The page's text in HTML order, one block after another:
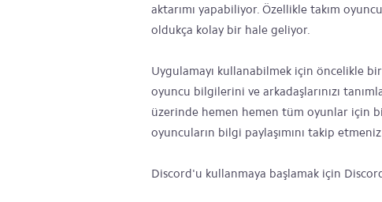
aktarımı yapabiliyor. Özellikle takım
oldukça kolay bir hale geliyor.
Uygulamayı kullanabilmek için öncelikle
oyuncu bilgilerini ve arkadaşlarınızı
üzerinde hemen hemen tüm oyunlar için
oyuncuların bilgi paylaşımını takip
Discord'u kullanmaya başlamak için